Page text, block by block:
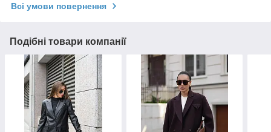
Всі умови повернення
Подібні товари компанії